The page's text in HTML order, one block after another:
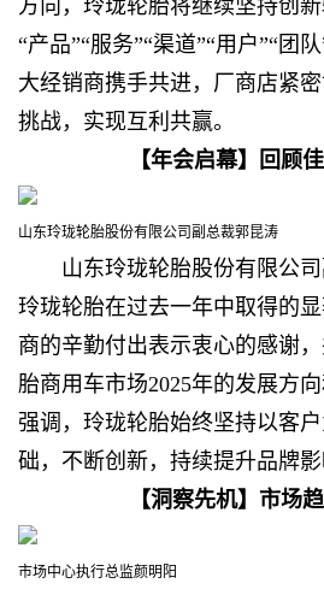
方向，玲珑轮胎将继续坚持创
“产品”“服务”“渠道”“用户”“团
大经销商携手共进，厂商店紧
挑战，实现互利共赢。
【年会启幕】回顾
山东玲珑轮胎股份有限公司副总裁郭昆涛
山东玲珑轮胎股份有限公
玲珑轮胎在过去一年中取得的
商的辛勤付出表示衷心的感谢
胎商用车市场2025年的发展方
强调，玲珑轮胎始终坚持以客
础，不断创新，持续提升品牌影
【洞察先机】市场
市场中心执行总监颜明阳